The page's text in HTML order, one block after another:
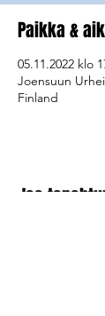
Paikka &
05.11.2022 klo
Joensuun
Finland
Jaa